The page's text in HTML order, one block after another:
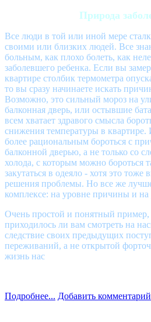
Природа
Все люди в той или иной мере
своими или близких людей. Все
больным, как плохо болеть, как
заболевшего ребенка. Если вы
квартире столбик термометра
то вы сразу начинаете искать
Возможно, это сильный мороз на
балконная дверь, или остывшие
всем хватает здравого смысла
снижения температуры в квартире.
более рациональным бороться с
балконной дверью, а не только со
холода, с которым можно бороться
закутаться в одеяло - хотя это
решения проблемы. Но все же
комплексе: на уровне причины и на
Очень простой и понятный пример,
приходилось ли вам смотреть на
следствие своих предыдущих
переживаний, а не открытой
жизнь нас
Подробнее... Добавить комментарий